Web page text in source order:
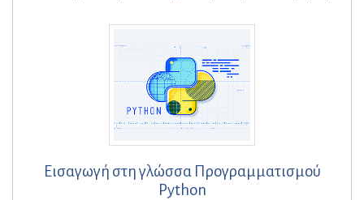
Εισαγωγή στη γλώσσα Προγραμματισμού
Python